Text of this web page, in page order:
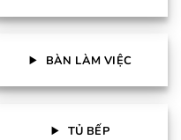
BÀN LÀM VIỆC
TỦ BẾP